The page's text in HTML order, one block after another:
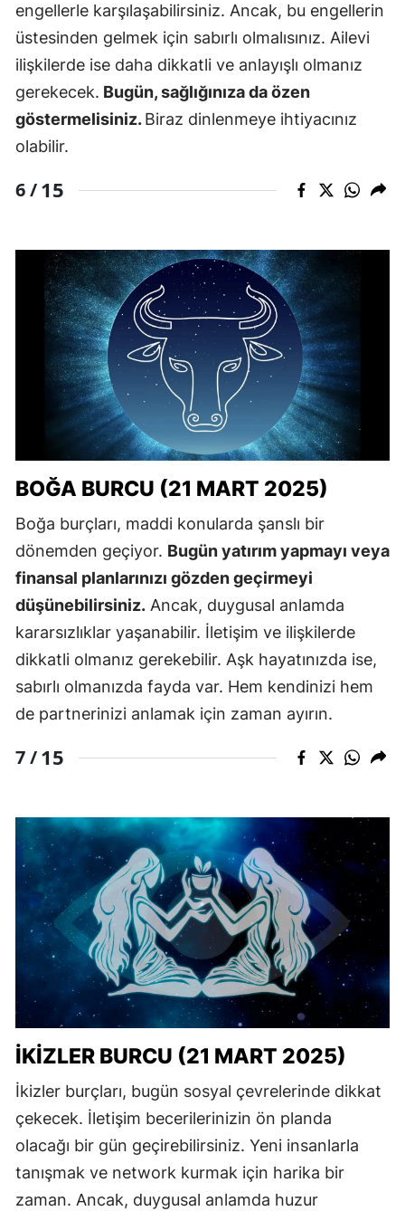
engellerle karşılaşabilirsiniz. Ancak, bu engellerin
üstesinden gelmek için sabırlı olmalısınız. Ailevi
ilişkilerde ise daha dikkatli ve anlayışlı olmanız
gerekecek. Bugün, sağlığınıza da özen
göstermelisiniz.Biraz dinlenmeye ihtiyacınız
olabilir.
6 /15
BOĞA BURCU (21 MART 2025)
Boğa burçları, maddi konularda şanslı bir
dönemden geçiyor. Bugün yatırım yapmayı veya
finansal planlarınızı gözden geçirmeyi
düşünebilirsiniz. Ancak, duygusal anlamda
kararsızlıklar yaşanabilir. İletişim ve ilişkilerde
dikkatli olmanız gerekebilir. Aşk hayatınızda ise,
sabırlı olmanızda fayda var. Hem kendinizi hem
de partnerinizi anlamak için zaman ayırın.
7 /15
İKIZLER BURCU (21 MART 2025)
İkizler burçları, bugün sosyal çevrelerinde dikkat
çekecek. İletişim becerilerinizin ön planda
olacağı bir gün geçirebilirsiniz. Yeni insanlarla
tanışmak ve network kurmak için harika bir
zaman. Ancak, duygusal anlamda huzur